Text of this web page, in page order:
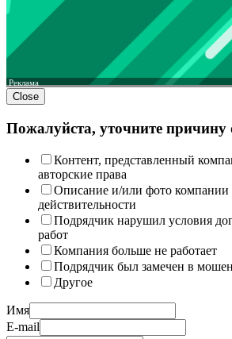
Реклама
Close
Пожалуйста, уточните
Контент, представленный
авторские права
Описание и/или фото компании
действительности
Подрядчик нарушил условия
работ
Компания больше не работает
Подрядчик был замечен в
Другое
Имя
E-mail